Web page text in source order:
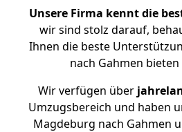
Unsere Firma kennt die
wir sind stolz darauf,
Ihnen die beste
nach Gahmen
Wir verfügen über
Umzugsbereich und haben
Magdeburg nach Gahmen